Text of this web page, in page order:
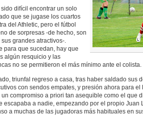
difícil encontrar un solo
que se jugase los cuartos
del Athletic, pero el fútbol
de sorpresas -de hecho, son
grandes atractivos-.
para que sucedan, hay que
algún resquicio y las
no se permitieron el más mínimo ante el colista.
triunfal regreso a casa, tras haber saldado sus
con sendos empates, y presión ahora para
un compromiso a priori tan asequible como el que
escapaba a nadie, empezando por el propio Juan
a muchas de las jugadoras más habituales en